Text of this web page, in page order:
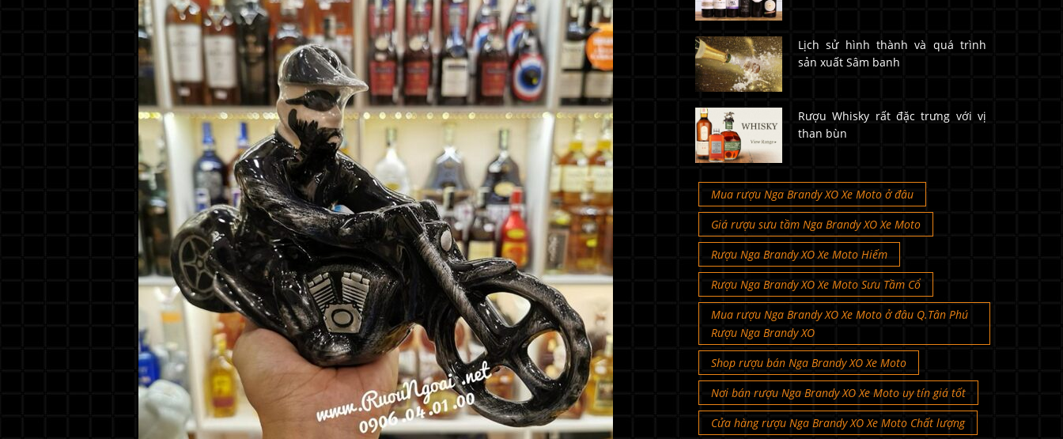
Lịch sử hình thành và quá trình
sản xuất Sâm banh
Rượu Whisky rất đặc trưng với vị
than bùn
Mua rượu Nga Brandy XO Xe Moto ở đâu
Giá rượu sưu tầm Nga Brandy XO Xe Moto
Rượu Nga Brandy XO Xe Moto Hiếm
Rượu Nga Brandy XO Xe Moto Sưu Tầm Cổ
Mua rượu Nga Brandy XO Xe Moto ở đâu Q.Tân Phú
Rượu Nga Brandy XO
Shop rượu bán Nga Brandy XO Xe Moto
Nơi bán rượu Nga Brandy XO Xe Moto uy tín giá tốt
Cửa hàng rượu Nga Brandy XO Xe Moto Chất lượng